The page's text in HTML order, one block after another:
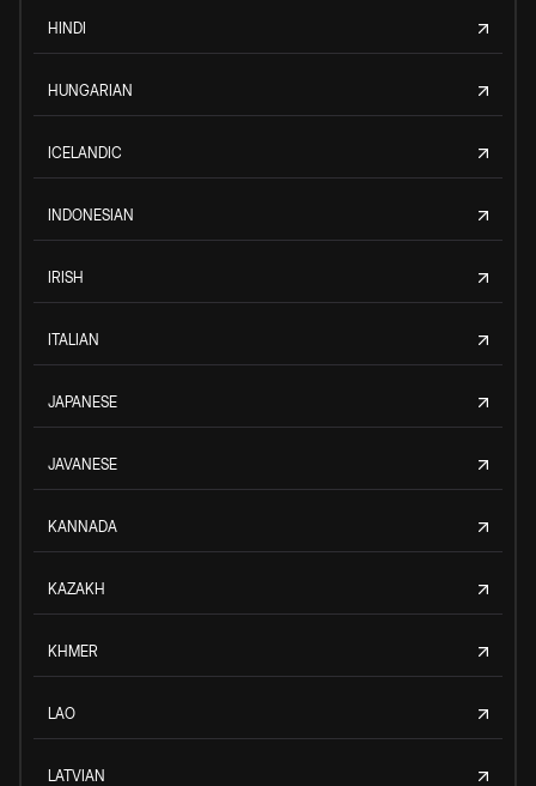
HINDI
HUNGARIAN
ICELANDIC
INDONESIAN
IRISH
ITALIAN
JAPANESE
JAVANESE
KANNADA
KAZAKH
KHMER
LAO
LATVIAN